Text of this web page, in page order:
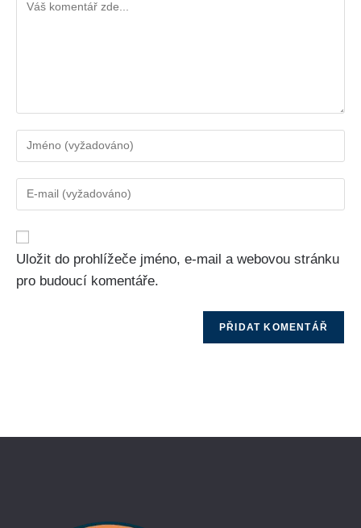
Uložit do prohlížeče jméno, e-mail a webovou stránku
pro budoucí komentáře.